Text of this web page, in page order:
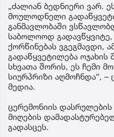
„ძალიან ბედნიერი ვარ.
მოულოდნელი
განმავლობაში
საბოლოოდ
ქორწინებას ვგეგმავდი,
გადაწყვეტილება ოჯახის
სხვათა შორის, ეს ჩემი
სიურპრიზი აღმოჩნდა“,
მედია.
ცერემონიის
მიღების
გადასცეს.